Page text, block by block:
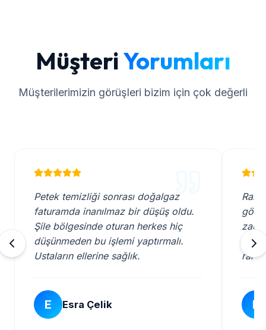
MüşteriYorumları
Müşterilerimizin görüşleri bizim için çok değerli
Petek temizliği sonrası doğalgaz
faturamda inanılmaz bir düşüş oldu.
Şile bölgesinde oturan herkes hiç
düşünmeden bu işlemi yaptırmalı.
Ustaların ellerine sağlık.
E Esra Çelik E